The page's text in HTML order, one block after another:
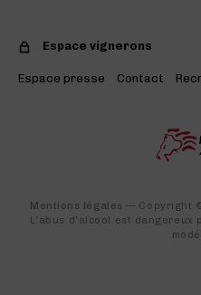
Deux entités au
Les événements
Visite
Espace vignerons
Espace presse Contact
Mentions légales — Copyright
L'abus d'alcool est dangereux